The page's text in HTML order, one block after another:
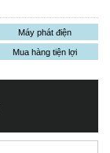
Máy phát điện
Mua hàng tiện lợi